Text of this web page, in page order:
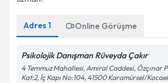
Adres 1 Online Görüşme
Psikolojik Danışman Rüveyda Çakır
4 Temmuz Mahallesi, Amiral Caddesi, Özçınar
Kat:2, İç Kapı No:104, 41500 Karamürsel/